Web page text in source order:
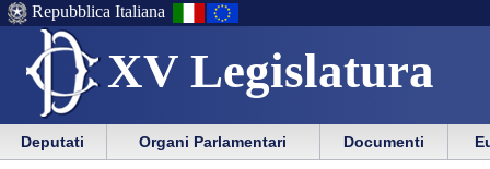
XV Legislatura
Menu
di
Vai
Repubblica Italiana
Menu
di
VaiDeputati Organi Parlamentari Documenti